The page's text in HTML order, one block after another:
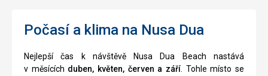
Počasí a klima na Nusa Dua
Nejlepší čas k návštěvě Nusa Dua Beach nastává
v měsících duben, květen, červen a září . Tohle místo se